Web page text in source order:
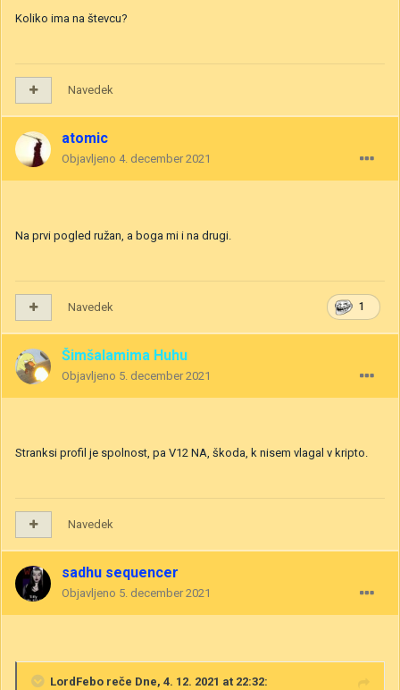
Koliko ima na števcu?
Navedek
atomic
Objavljeno 4. december 2021
Na prvi pogled ružan, a boga mi i na drugi.
1
Navedek
Šimšalamima Huhu
Objavljeno 5. december 2021
Stranksi profil je spolnost, pa V12 NA, škoda, k nisem vlagal v kripto.
Navedek
sadhu sequencer
Objavljeno 5. december 2021
LordFebo reče Dne, 4. 12. 2021 at 22:32: